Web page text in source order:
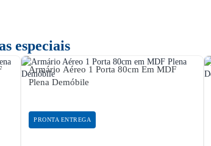
especiais
Armário Aéreo 1 Porta 80cm Em MDF
Plena Demóbile
PRONTA ENTREGA